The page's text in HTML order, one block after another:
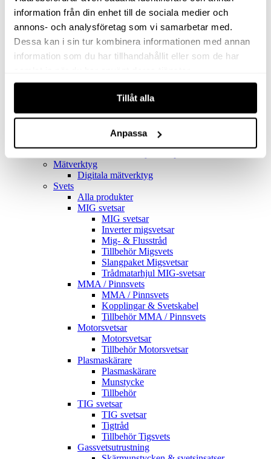
information från din enhet till de sociala medier och
annons- och analysföretag som vi samarbetar med.
Dessa kan i sin tur kombinera informationen med annan
information som du har tillhandahållit eller som de har
Tillåt alla
Anpassa
Golv- & Kombinationsmunstycke
Munstycke
Motor
Reservdelar dammsugare
Rör & handtag
Uppsamlingspåsar
Alla produkter
Mätverktyg
Digitala mätverktyg
Svets
Alla produkter
MIG svetsar
MIG svetsar
Inverter migsvetsar
Mig- & Flusstråd
Tillbehör Migsvets
Slangpaket Migsvetsar
Trådmatarhjul MIG-svetsar
MMA / Pinnsvets
MMA / Pinnsvets
Kopplingar & Svetskabel
Tillbehör MMA / Pinnsvets
Motorsvetsar
Motorsvetsar
Tillbehör Motorsvetsar
Plasmaskärare
Plasmaskärare
Munstycke
Tillbehör
TIG svetsar
TIG svetsar
Tigtråd
Tillbehör Tigsvets
Gassvetsutrustning